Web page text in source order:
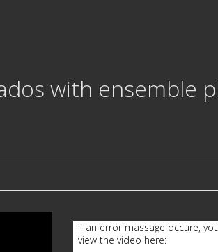
with ensemble
If an error massage occure,
view the video here: